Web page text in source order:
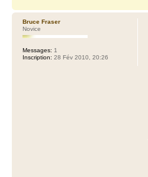
Bruce Fraser
Novice
Messages: 1
Inscription: 28 Fév 2010, 20:26